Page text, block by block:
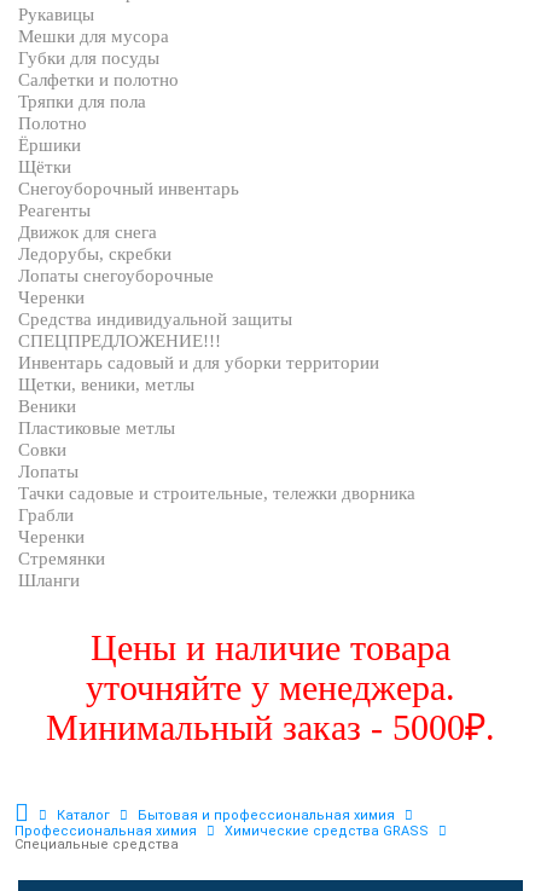
Рукавицы
Мешки для мусора
Губки для посуды
Салфетки и полотно
Тряпки для пола
Полотно
Ёршики
Щётки
Снегоуборочный инвентарь
Реагенты
Движок для снега
Ледорубы, скребки
Лопаты снегоуборочные
Черенки
Средства индивидуальной защиты
СПЕЦПРЕДЛОЖЕНИЕ!!!
Инвентарь садовый и для уборки территории
Щетки, веники, метлы
Веники
Пластиковые метлы
Совки
Лопаты
Тачки садовые и строительные, тележки дворника
Грабли
Черенки
Стремянки
Шланги
Цены и наличие товара
уточняйте у менеджера.
Минимальный заказ - 5000₽.
Каталог
Бытовая и профессиональная химия
Профессиональная химия
Химические средства GRASS
Специальные средства